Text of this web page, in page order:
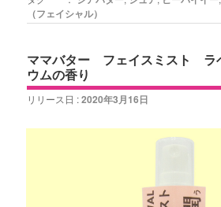
（フェイシャル）
ママバター フェイスミスト ラ
ウムの香り
リリース日 :2020年3月16日